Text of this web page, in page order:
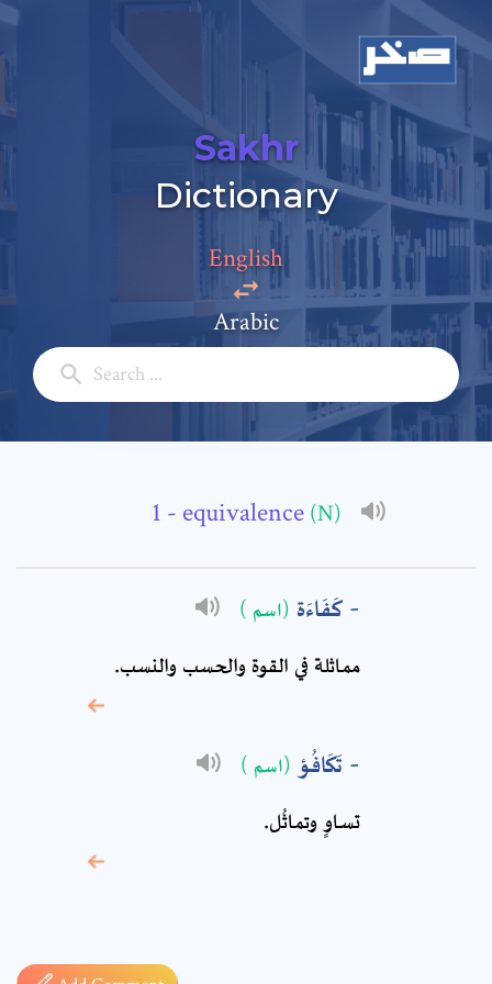
Sakhr
Dictionary
English
Arabic
- equivalence (N)
كَفَاءَة (اسم )
مماثلة في القوة والحسب والنسب.
تَكَافُؤ (اسم )
تساوٍ وتماثُل.
Add a comment
Full Name: *
* sign, it means are
required fields